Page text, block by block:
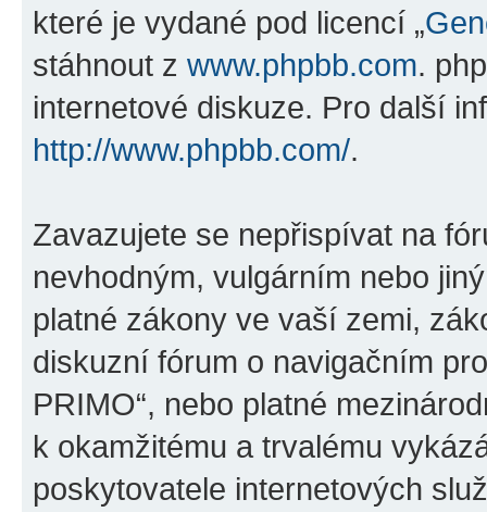
které je vydané pod licencí „
stáhnout z www.phpbb.com.
internetové diskuze. Pro další
http://www.phpbb.com/.
Zavazujete se nepřispívat na
nevhodným, vulgárním nebo
platné zákony ve vaší zemi,
diskuzní fórum o navigačním
PRIMO“, nebo platné
k okamžitému a trvalému
poskytovatele internetových